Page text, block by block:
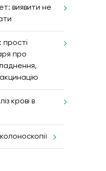
виявити не
прості
про
крові в